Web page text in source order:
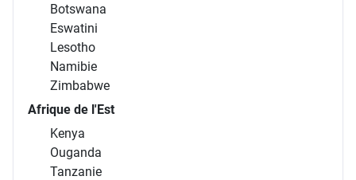
Botswana
Eswatini
Lesotho
Namibie
Zimbabwe
Afrique de l'Est
Kenya
Ouganda
Tanzanie